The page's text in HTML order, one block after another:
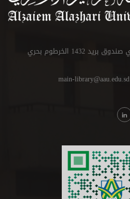
السودان جامعة الزعيم الأزهري صندوق بريد 1432 الخرطوم بحري
main-library@aau.edu.sd